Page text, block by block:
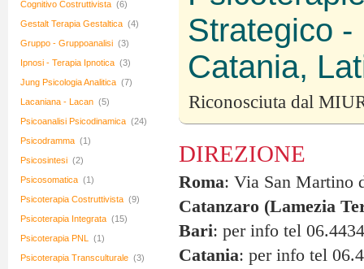
Cognitivo Costruttivista (6)
Gestalt Terapia Gestaltica (4)
Gruppo - Gruppoanalisi (3)
Ipnosi - Terapia Ipnotica (3)
Jung Psicologia Analitica (7)
Lacaniana - Lacan (5)
Psicoanalisi Psicodinamica (24)
Psicodramma (1)
Psicosintesi (2)
Psicosomatica (1)
Psicoterapia Costruttivista (9)
Psicoterapia Integrata (15)
Psicoterapia PNL
(1)
Psicoterapia Transculturale (3)
Strategico
Catania,
Riconosciuta dal
DIREZIONE
Roma: Via San Martino
Catanzaro (Lamezia
Bari: per info tel
Catania: per info tel